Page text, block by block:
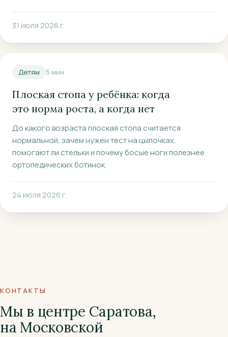
31 июля 2026 г.
Детям 5 мин
Плоская стопа у ребёнка: когда
это норма роста, а когда нет
До какого возраста плоская стопа считается
нормальной, зачем нужен тест на цыпочках,
помогают ли стельки и почему босые ноги полезнее
ортопедических ботинок.
24 июля 2026 г.
КОНТАКТЫ
Мы в центре Саратова,
на Московской